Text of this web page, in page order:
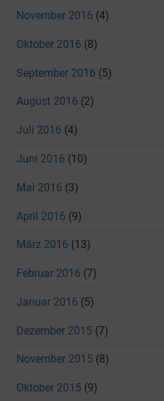
November 2016 (4)
Oktober 2016 (8)
September 2016 (5)
August 2016 (2)
Juli 2016 (4)
Juni 2016 (10)
Mai 2016 (3)
April 2016 (9)
März 2016 (13)
Februar 2016 (7)
Januar 2016 (5)
Dezember 2015 (7)
November 2015 (8)
Oktober 2015 (9)